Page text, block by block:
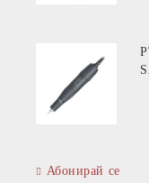
Абонирай се